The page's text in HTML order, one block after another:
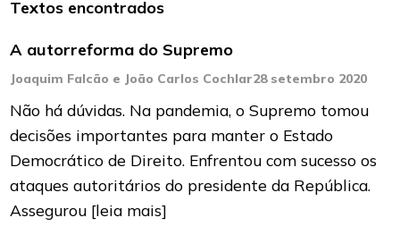
Textos encontrados
A autorreforma do Supremo
Joaquim Falcão e João Carlos Cochlar28 setembro 2020
Não há dúvidas. Na pandemia, o Supremo tomou
decisões importantes para manter o Estado
Democrático de Direito. Enfrentou com sucesso os
ataques autoritários do presidente da República.
Assegurou [leia mais]